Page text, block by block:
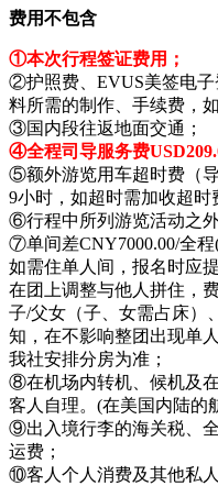
费用不包含
①本次行程签证费用；
②护照费、EVUS美签电
料所需的制作、手续费，
③国内段往返地面交通；
④全程司导服务费
⑤额外游览用车超时费（
9小时，如超时需加收超时
⑥行程中所列游览活动之
⑦单间差CNY7000.00/全程
如需住单人间，报名时应
在团上调整与他人拼住，
子/父女（子、女需占床）
知，在不影响整团出现单
我社安排分房为准；
⑧在机场内转机、候机及
客人自理。(在美国内陆的
⑨出入境行李的海关税、
运费；
⑩客人个人消费及其他私